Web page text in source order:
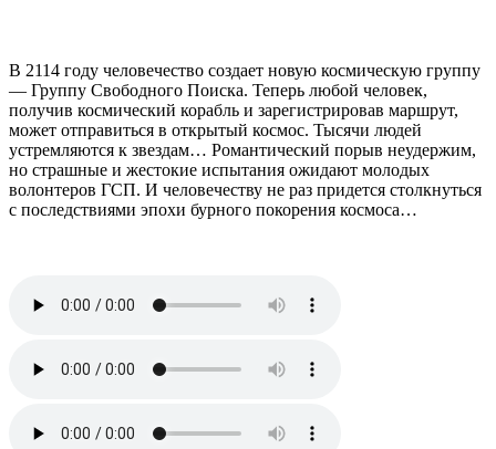
В 2114 году человечество создает новую космическую группу
— Группу Свободного Поиска. Теперь любой человек,
получив космический корабль и зарегистрировав маршрут,
может отправиться в открытый космос. Тысячи людей
устремляются к звездам… Романтический порыв неудержим,
но страшные и жестокие испытания ожидают молодых
волонтеров ГСП. И человечеству не раз придется столкнуться
с последствиями эпохи бурного покорения космоса…